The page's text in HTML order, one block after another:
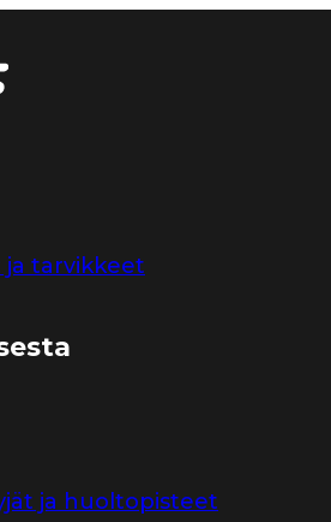
ja tarvikkeet
ja huoltopisteet